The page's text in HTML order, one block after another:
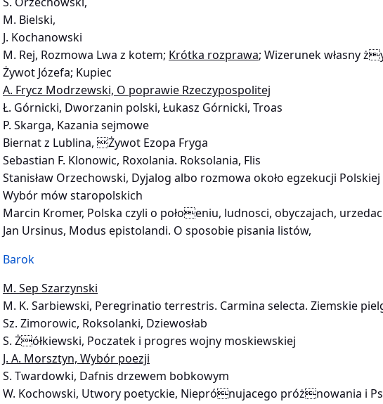
M. Bielski,
J. Kochanowski
M. Rej, Rozmowa Lwa z kotem; Krótka rozprawa; Wizerunek własny
Żywot Józefa; Kupiec
A. Frycz Modrzewski, O poprawie Rzeczypospolitej
Ł. Górnicki, Dworzanin polski, Łukasz Górnicki, Troas
P. Skarga, Kazania sejmowe
Biernat z Lublina, Żywot Ezopa Fryga
Sebastian F. Klonowic, Roxolania. Roksolania, Flis
Stanisław Orzechowski, Dyjalog albo rozmowa około egzekucji
Wybór mów staropolskich
Marcin Kromer, Polska czyli o połoeniu, ludnosci, obyczajach,
Jan Ursinus, Modus epistolandi. O sposobie pisania listów,
Barok
M. Sep Szarzynski
M. K. Sarbiewski, Peregrinatio terrestris. Carmina selecta. Ziemskie
Sz. Zimorowic, Roksolanki, Dziewosłab
S. Żółkiewski, Poczatek i progres wojny moskiewskiej
J. A. Morsztyn, Wybór poezji
S. Twardowki, Dafnis drzewem bobkowym
W. Kochowski, Utwory poetyckie, Nieprónujacego próżnowania i